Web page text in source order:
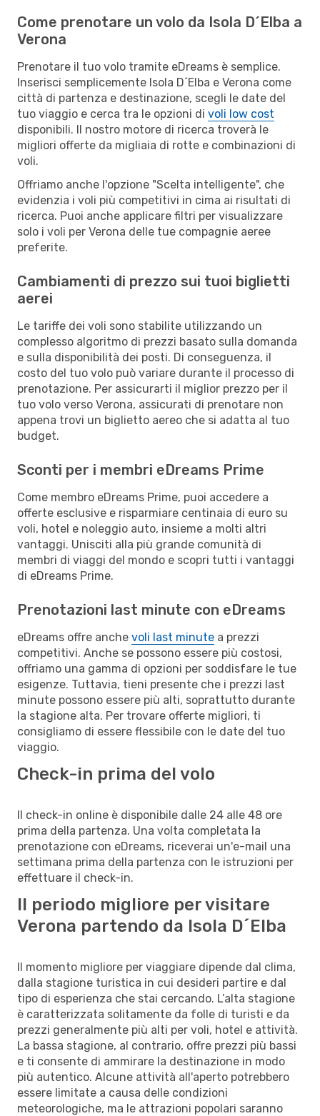
Come prenotare un volo da Isola D´Elba a
Verona
Prenotare il tuo volo tramite eDreams è semplice.
Inserisci semplicemente Isola D´Elba e Verona come
città di partenza e destinazione, scegli le date del
tuo viaggio e cerca tra le opzioni di voli low cost
disponibili. Il nostro motore di ricerca troverà le
migliori offerte da migliaia di rotte e combinazioni di
voli.
Offriamo anche l'opzione "Scelta intelligente", che
evidenzia i voli più competitivi in cima ai risultati di
ricerca. Puoi anche applicare filtri per visualizzare
solo i voli per Verona delle tue compagnie aeree
preferite.
Cambiamenti di prezzo sui tuoi biglietti
aerei
Le tariffe dei voli sono stabilite utilizzando un
complesso algoritmo di prezzi basato sulla domanda
e sulla disponibilità dei posti. Di conseguenza, il
costo del tuo volo può variare durante il processo di
prenotazione. Per assicurarti il miglior prezzo per il
tuo volo verso Verona, assicurati di prenotare non
appena trovi un biglietto aereo che si adatta al tuo
budget.
Sconti per i membri eDreams Prime
Come membro eDreams Prime, puoi accedere a
offerte esclusive e risparmiare centinaia di euro su
voli, hotel e noleggio auto, insieme a molti altri
vantaggi. Unisciti alla più grande comunità di
membri di viaggi del mondo e scopri tutti i vantaggi
di eDreams Prime.
Prenotazioni last minute con eDreams
eDreams offre anche voli last minute a prezzi
competitivi. Anche se possono essere più costosi,
offriamo una gamma di opzioni per soddisfare le tue
esigenze. Tuttavia, tieni presente che i prezzi last
minute possono essere più alti, soprattutto durante
la stagione alta. Per trovare offerte migliori, ti
consigliamo di essere flessibile con le date del tuo
viaggio.
Check-in prima del volo
Il check-in online è disponibile dalle 24 alle 48 ore
prima della partenza. Una volta completata la
prenotazione con eDreams, riceverai un'e-mail una
settimana prima della partenza con le istruzioni per
effettuare il check-in.
Il periodo migliore per visitare
Verona partendo da Isola D´Elba
Il momento migliore per viaggiare dipende dal clima,
dalla stagione turistica in cui desideri partire e dal
tipo di esperienza che stai cercando. L’alta stagione
è caratterizzata solitamente da folle di turisti e da
prezzi generalmente più alti per voli, hotel e attività.
La bassa stagione, al contrario, offre prezzi più bassi
e ti consente di ammirare la destinazione in modo
più autentico. Alcune attività all'aperto potrebbero
essere limitate a causa delle condizioni
meteorologiche, ma le attrazioni popolari saranno